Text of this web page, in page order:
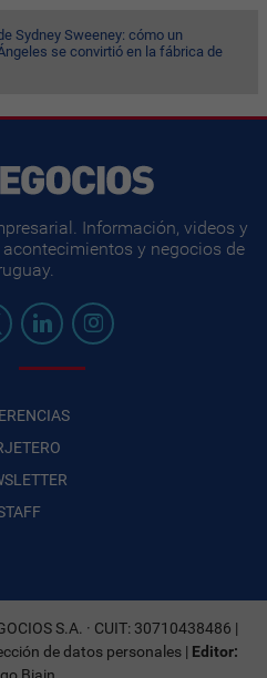
Sydney Sweeney: cómo un
se convirtió en la fábrica de
Información, videos y
y negocios de
S.A. · CUIT: 30710438486 |
de datos personales| Editor: